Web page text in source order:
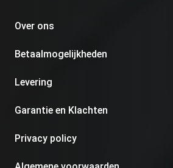
Over ons
Betaalmogelijkheden
Levering
Garantie en Klachten
Privacy policy